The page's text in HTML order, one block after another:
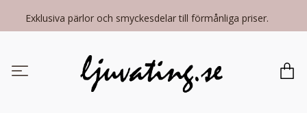
Exklusiva pärlor och smyckesdelar till förmånliga priser.